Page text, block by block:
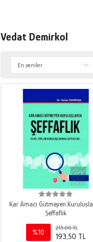
Vedat Demirkol
Kar Amacı Gütmeyen
Şeffaflık
%10
215,00 TL
193,50 TL